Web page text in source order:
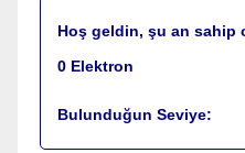
Hoş geldin, şu an sahip
0 Elektron
Bulunduğun Seviye: